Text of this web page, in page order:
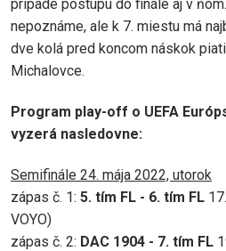
prípade postupu do finále aj v
nepoznáme, ale k 7. miestu má
dve kolá pred koncom náskok
Michalovce.
Program play-off o UEFA
vyzerá nasledovne:
Semifinále 24. mája 2022, utorok
zápas č. 1: 5. tím FL - 6. tím FL
VOYO)
zápas č. 2: DAC 1904 - 7. tím FL